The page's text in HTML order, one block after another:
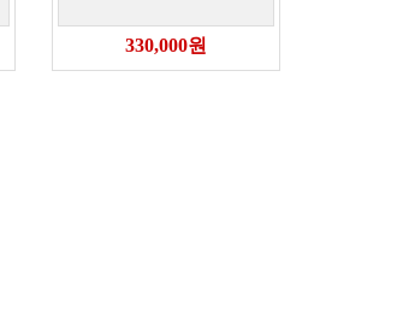
330,000원